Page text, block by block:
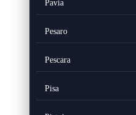
Pavia
Pesaro
Pescara
Pisa